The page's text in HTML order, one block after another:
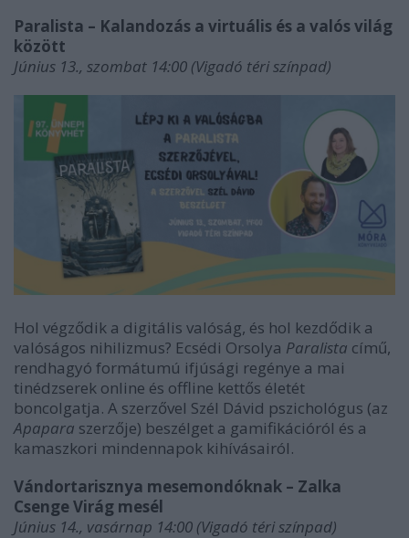
Paralista – Kalandozás a virtuális és a valós világ
között
Június 13., szombat 14:00 (Vigadó téri színpad)
Hol végződik a digitális valóság, és hol kezdődik a
valóságos nihilizmus? Ecsédi Orsolya Paralista című,
rendhagyó formátumú ifjúsági regénye a mai
tinédzserek online és offline kettős életét
boncolgatja. A szerzővel Szél Dávid pszichológus (az
Apapara szerzője) beszélget a gamifikációról és a
kamaszkori mindennapok kihívásairól.
Vándortarisznya mesemondóknak – Zalka
Csenge Virág mesél
Június 14., vasárnap 14:00 (Vigadó téri színpad)